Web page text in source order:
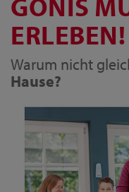
ERLEBEN!
Warum nicht
Hause?